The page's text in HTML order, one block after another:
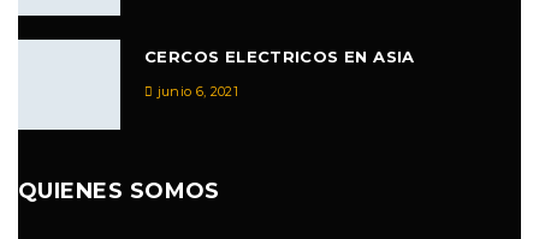
CERCOS ELECTRICOS EN ASIA
junio 6, 2021
QUIENES SOMOS